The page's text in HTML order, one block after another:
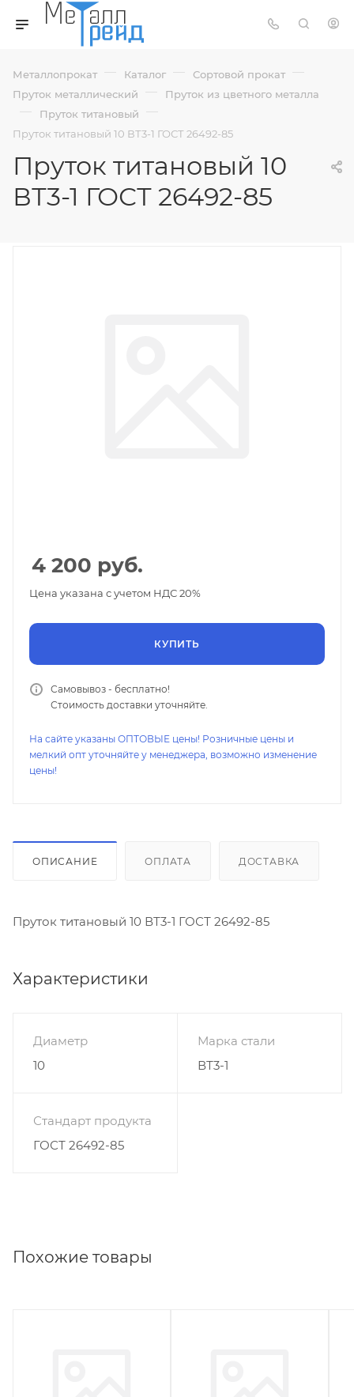
Металлопрокат — Каталог — Сортовой прокат —
Пруток металлический — Пруток из цветного металла
— Пруток титановый —
Пруток титановый 10 ВТ3-1 ГОСТ 26492-85
Пруток титановый 10
ВТ3-1 ГОСТ 26492-85
4 200 руб.
Цена указана с учетом НДС 20%
КУПИТЬ
Самовывоз - бесплатно!
Стоимость доставки уточняйте.
На сайте указаны ОПТОВЫЕ цены! Розничные цены и
мелкий опт уточняйте у менеджера, возможно изменение
цены!
ОПИСАНИЕ ОПЛАТА ДОСТАВКА
Пруток титановый 10 ВТ3-1 ГОСТ 26492-85
Характеристики
Диаметр
10
Марка стали
ВТ3-1
Стандарт продукта
ГОСТ 26492-85
Похожие товары